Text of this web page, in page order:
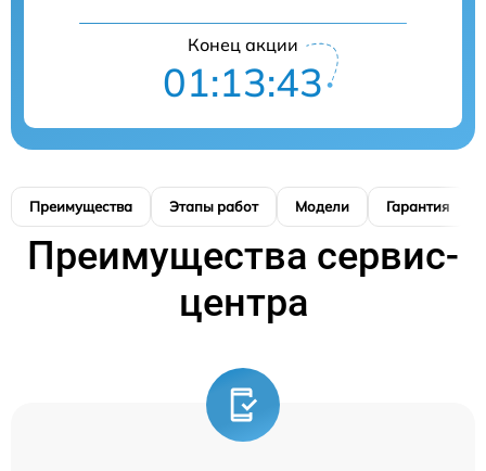
Конец акции
01:13:42
Преимущества Этапы работ Модели Гарантия
Преимущества сервис-
центра